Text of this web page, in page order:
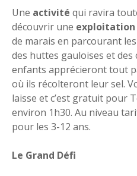
Une activité qui ravira
découvrir une exploitation
de marais en parcourant
des huttes gauloises et des
enfants apprécieront tout
où ils récolteront leur sel.
laisse et c’est gratuit pour
environ 1h30. Au niveau
pour les 3-12 ans.
Le Grand Défi